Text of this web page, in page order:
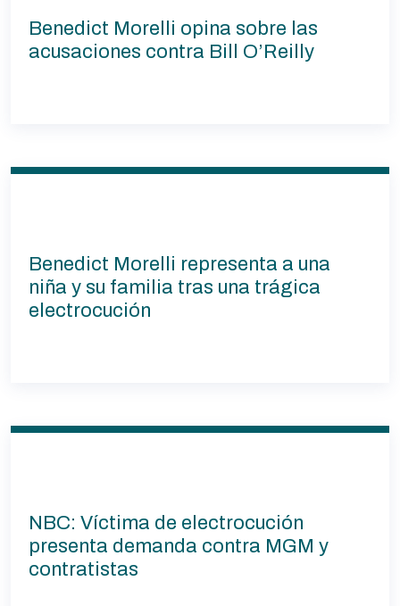
Benedict Morelli opina sobre las
acusaciones contra Bill O’Reilly
Benedict Morelli representa a una
niña y su familia tras una trágica
electrocución
NBC: Víctima de electrocución
presenta demanda contra MGM y
contratistas